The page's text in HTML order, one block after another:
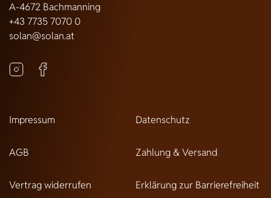
A-4672 Bachmanning
+43 7735 7070 0
solan@solan.at
Impressum Datenschutz
AGB Zahlung & Versand
Vertrag widerrufen Erklärung zur Barrierefreiheit